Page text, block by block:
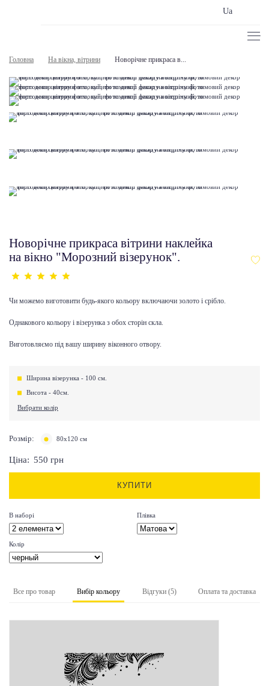
Ua
Головна На вікна, вітрини Новорічне прикраса в...
Новорічне прикраса вітрини наклейка
на вікно "Морозний візерунок".
Чи можемо виготовити будь-якого кольору включаючи золото і срібло.
Однакового кольору і візерунка з обох сторін скла.
Виготовляємо під вашу ширину віконного отвору.
Ширина візерунка - 100 см.
Висота - 40см.
Вибрати колір
Розмір: 80х120 см
Ціна: 550 грн
КУПИТИ
В наборі Плівка
Колір
Все про товар Вибір кольору Відгуки (5) Оплата та доставка